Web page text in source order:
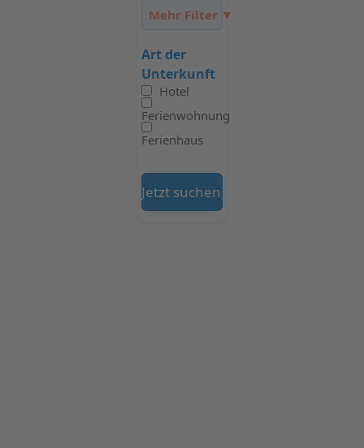
Mehr Filter ▼
Art der
Unterkunft
Hotel
Ferienwohnung
Ferienhaus
Jetzt suchen auf Booking.com